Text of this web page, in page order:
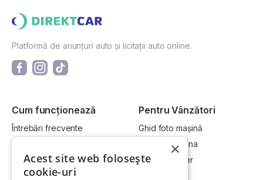
Platformă de anunțuri auto și licitații auto online.
Cum funcționează
Întrebări frecvente
Cum vând la licitație?
Pentru Vânzători
Ghid foto mașină
Vinde-ți mașina
Devino dealer
×
Acest site web folosește
cookie-uri